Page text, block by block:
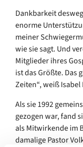
Dankbarkeit
enorme
meiner
wie sie sagt. Und
Mitglieder ihres
ist das Größte. Das
Zeiten“, weiß Isabel
Als sie 1992
gezogen war, fand
als Mitwirkende im
damalige Pastor